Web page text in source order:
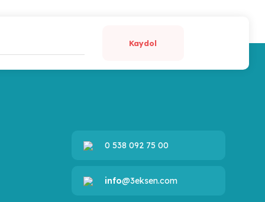
Kaydol
0 538 092 75 00
info@3eksen.com